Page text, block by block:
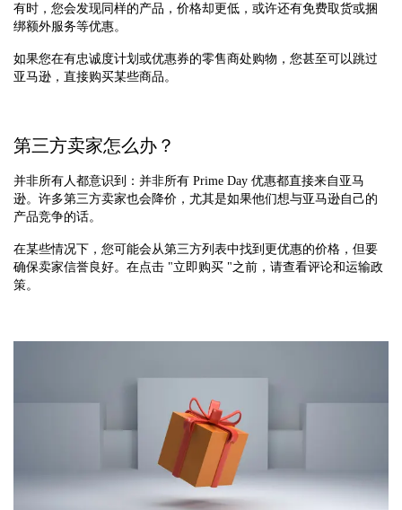
有时，您会发现同样的产品，价格却更低，或许还有免费取货或捆
绑额外服务等优惠。
如果您在有忠诚度计划或优惠券的零售商处购物，您甚至可以跳过
亚马逊，直接购买某些商品。
第三方卖家怎么办？
并非所有人都意识到：并非所有 Prime Day 优惠都直接来自亚马
逊。许多第三方卖家也会降价，尤其是如果他们想与亚马逊自己的
产品竞争的话。
在某些情况下，您可能会从第三方列表中找到更优惠的价格，但要
确保卖家信誉良好。在点击 "立即购买 "之前，请查看评论和运输政
策。